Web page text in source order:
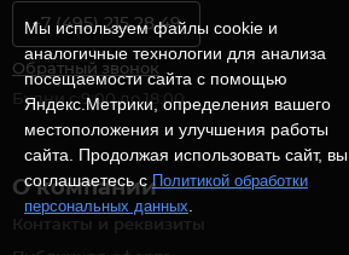
О компании
Контакты и реквизиты
+7 (495) 215 28 49
Обратный звонок
Будни с 9:00 до 18:00
Мы используем файлы cookie и
аналогичные технологии для анализа
посещаемости сайта с помощью
Яндекс.Метрики, определения вашего
местоположения и улучшения работы
сайта. Продолжая использовать сайт, вы
соглашаетесь сПолитикой обработки
персональных данных